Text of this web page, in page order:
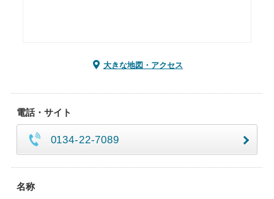
大きな地図・アクセス
電話・サイト
0134-22-7089
名称